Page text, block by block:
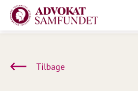
Tilbage